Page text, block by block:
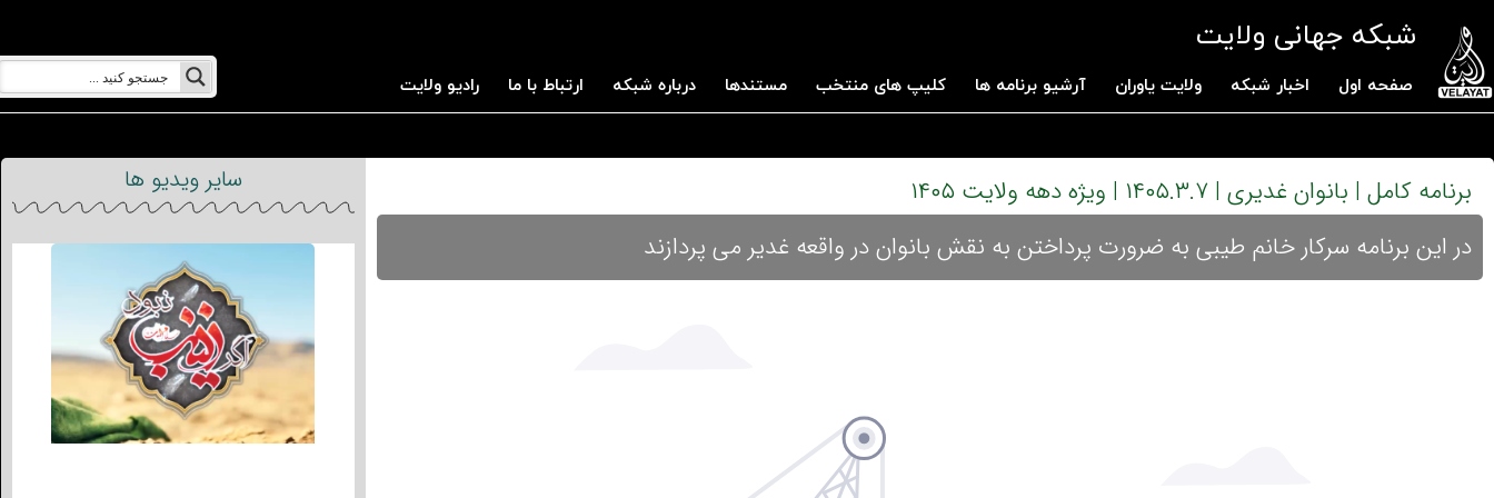
شبکه جهانی ولایت
صفحه اول اخبار شبکه ولایت یاوران آرشیو برنامه ها کلیپ های منتخب مستندها درباره شبکه ارتباط با ما رادیو ولایت
برنامه کامل | بانوان غدیری | ۱۴۰۵.۳.۷ | ویژه دهه ولایت ۱۴۰۵
در این برنامه سرکار خانم طیبی به ضرورت پرداختن به نقش بانوان در واقعه غدیر می پردازند
سایر ویدیو ها